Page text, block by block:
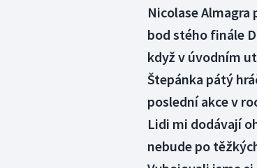
Nicolase Almagra
bod stého finále
když v úvodním
Štepánka pátý
poslední akce v
Lidi mi dodávají
nebude po